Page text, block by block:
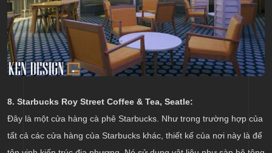
8. Starbucks Roy Street Coffee & Tea, Seatle:
Đây là một cửa hàng cà phê Starbucks. Như trong trường hợp của
tất cả các cửa hàng của Starbucks khác, thiết kế của nơi này là để